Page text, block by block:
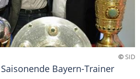
©SID
Bayern-Trainer